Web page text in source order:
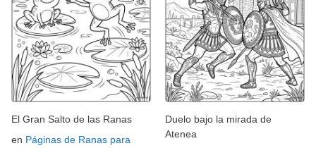
El Gran Salto de las Ranas
en Páginas de Ranas para
Duelo bajo la mirada de
Atenea